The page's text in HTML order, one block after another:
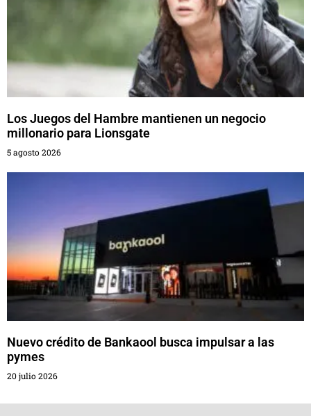
Los Juegos del Hambre mantienen un negocio
millonario para Lionsgate
5 agosto 2026
Nuevo crédito de Bankaool busca impulsar a las
pymes
20 julio 2026